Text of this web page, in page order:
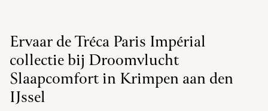
Ervaar de Tréca Paris Impérial
collectie bij Droomvlucht
Slaapcomfort in Krimpen aan den
IJssel